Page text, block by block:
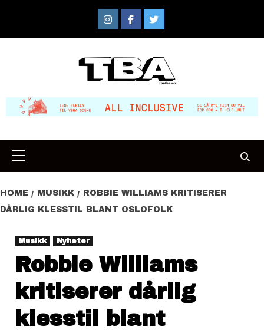
content
InstagramFacebook
Twitter
Primary
Menu
HOME MUSIKK
ROBBIE WILLIAMS KRITISERER
DÅRLIG KLESSTIL BLANT OSLOFOLK
Musikk Nyheter
Robbie Williams
kritiserer dårlig
klesstil blant